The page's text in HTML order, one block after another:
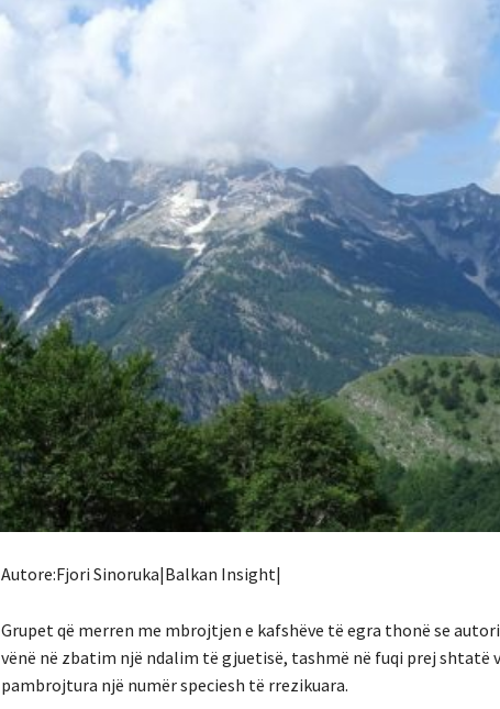
Autore:Fjori Sinoruka|Balkan Insight|
Grupet që merren me mbrojtjen e kafshëve të egra thonë se
vënë në zbatim një ndalim të gjuetisë, tashmë në fuqi prej shtatë
pambrojtura një numër speciesh të rrezikuara.